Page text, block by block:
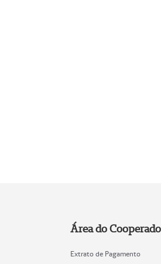
Área do Cooperado
Extrato de Pagamento